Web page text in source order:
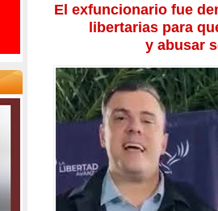
El exfuncionario fue
libertarias para
y abusar